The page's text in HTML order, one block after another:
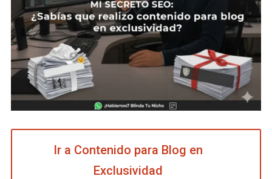
Ir a Contenido para Blog en
Exclusividad